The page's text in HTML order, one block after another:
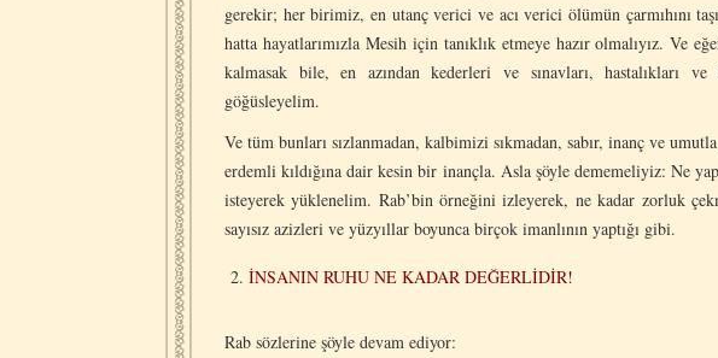
gerekir; her birimiz, en utanç verici ve acı verici ölümün çarmıhını
hatta hayatlarımızla Mesih için tanıklık etmeye hazır olmalıyız. Ve
kalmasak bile, en azından kederleri ve sınavları, hastalıkları ve
göğüsleyelim.
Ve tüm bunları sızlanmadan, kalbimizi sıkmadan, sabır, inanç ve
erdemli kıldığına dair kesin bir inançla. Asla şöyle dememeliyiz: Ne
isteyerek yüklenelim. Rab’bin örneğini izleyerek, ne kadar zorluk
sayısız azizleri ve yüzyıllar boyunca birçok imanlının yaptığı gibi.
İNSANIN RUHU NE KADAR DEĞERLİDİR!
Rab sözlerine şöyle devam ediyor: